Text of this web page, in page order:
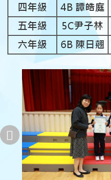
四年級
4B 譚皓庭
五年級
5C尹子林
六年級
6B 陳日翹